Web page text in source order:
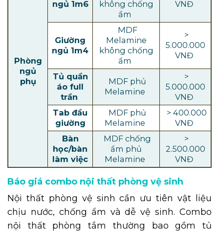
Phòng
ngủ
phụ
ngủ 1m6
không chống
ẩm
VNĐ
Giường
ngủ 1m4
MDF
Melamine
không chống
ẩm
>
5.000.000
VNĐ
Tủ quần
áo full
trần
MDF phủ
Melamine
>
5.000.000
VNĐ
Tab đầu
giường
MDF phủ
Melamine
> 400.000
VNĐ
Bàn
học/bàn
làm việc
MDF chống
ẩm phủ
Melamine
>
2.500.000
VNĐ
Báo giá combo nội thất phòng vệ sinh
Nội thất phòng vệ sinh cần ưu tiên vật liệu
chịu nước, chống ẩm và dễ vệ sinh. Combo
nội thất phòng tắm thường bao gồm tủ